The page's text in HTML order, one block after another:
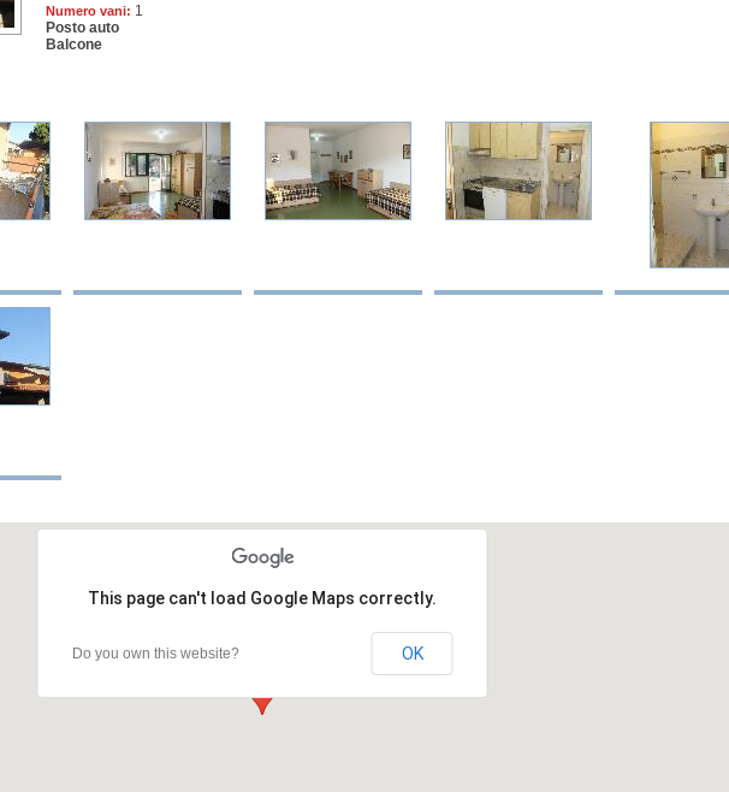
Numero vani: 1
Posto auto
Balcone
This page can't load Google Maps correctly.
Do you own this website? OK